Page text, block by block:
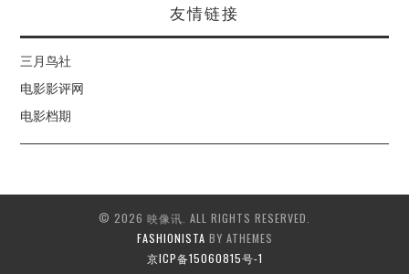
友情链接
三月鸟社
电影影评网
电影档期
© 2026 映像讯. ALL RIGHTS RESERVED.
FASHIONISTA BY ATHEMES
京ICP备15060815号-1